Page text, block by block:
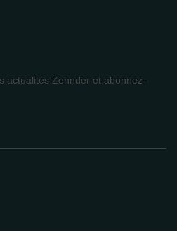
actualités Zehnder et abonnez-